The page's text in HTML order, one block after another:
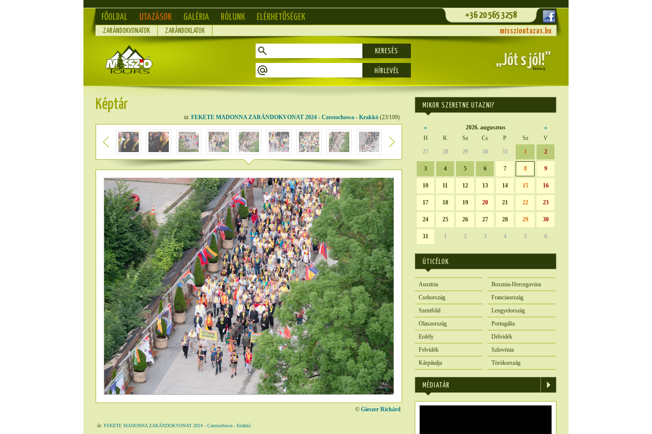
FŐOLDAL UTAZÁSOK GALÉRIA RÓLUNK ELÉRHETŐSÉGEK +36 20 565 3258
ZARÁNDOKVONATOK ZARÁNDOKLATOK misszioutazas.hu
KERESÉS
Képtár
út: FEKETE MADONNA ZARÁNDOKVONAT 2024 - Czestochowa - Krakkó (23/109)
© Gieszer Richárd
út: FEKETE MADONNA ZARÁNDOKVONAT 2024 - Czestochowa - Krakkó
MIKOR SZERETNE UTAZNI?
« 2026. augusztus
»
H
K Sz Cs P Sz
V
27
28 29 30 31 1 2
3 4 5 6 7 8 9
10 11 12 13 14 15 16
17 18 19 20 21 22 23
24 25 26 27 28 29 30
31 1 2 3 4 5 6
ÚTICÉLOK
Ausztria
Bosznia-Hercegovina
Csehország
Franciaország
Szentföld
Lengyelország
Olaszország
Portugália
Erdély
Délvidék
Felvidék
Szlovénia
Kárpátalja
Törökország
MÉDIATÁR